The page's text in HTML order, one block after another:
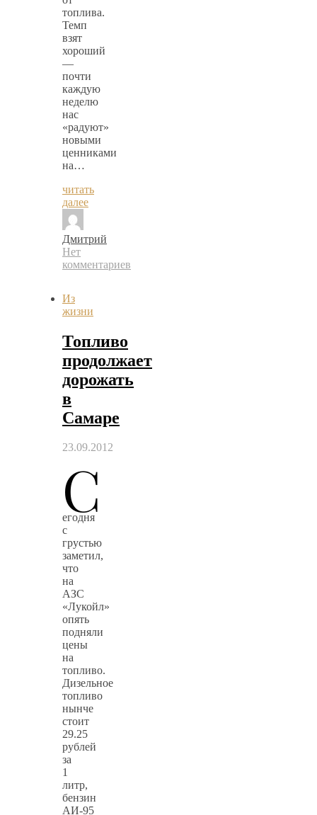
топлива.
Темп
взят
хороший
—
почти
каждую
неделю
нас
«радуют»
новыми
ценниками
на…
читать
далее
Дмитрий
Нет
комментариев
Из
жизни
Топливо
продолжает
дорожать
в
Самаре
23.09.2012
С
егодня
с
грустью
заметил,
что
на
АЗС
«Лукойл»
опять
подняли
цены
на
топливо.
Дизельное
топливо
нынче
стоит
29.25
рублей
за
1
литр,
бензин
АИ-95